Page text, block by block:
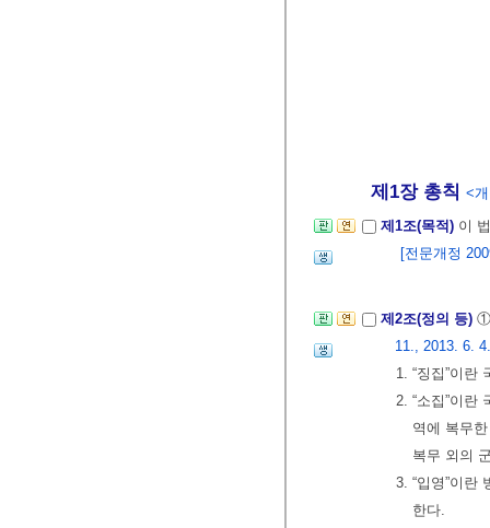
제1장 총칙 <
제1조(목적) 이
[전문개정
제2조(정의 등) ①
11., 2013. 6.
1. “징집”이란
2. “소집”이란
역에 복무
복무 외의
3. “입영”이란
한다.